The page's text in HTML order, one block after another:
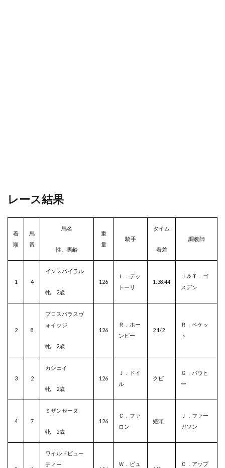
レース結果
着
順
馬
番
馬名
性、馬齢
重
量
騎手
タイム
着差
調教師
1 4
インスパイラル
牝 2歳
126
Ｌ．デッ
トーリ
1:38.44
Ｊ＆Ｔ．ゴ
スデン
2 8
プロスパラスヴ
ォイッジ
牝 2歳
126
Ｒ．ホー
ンビー
2 1/2
Ｒ．ベケッ
ト
3 2
カシェイ
牝 2歳
126
Ｊ．ドイ
ル
クビ
Ｇ．バウヒ
ー
4 7
ミザンセーヌ
牝 2歳
126
Ｃ．ファ
ロン
短頭
Ｊ．ファー
ガソン
ワイルドビュー
ティー
Ｗ．ビュ
Ｃ．アップ